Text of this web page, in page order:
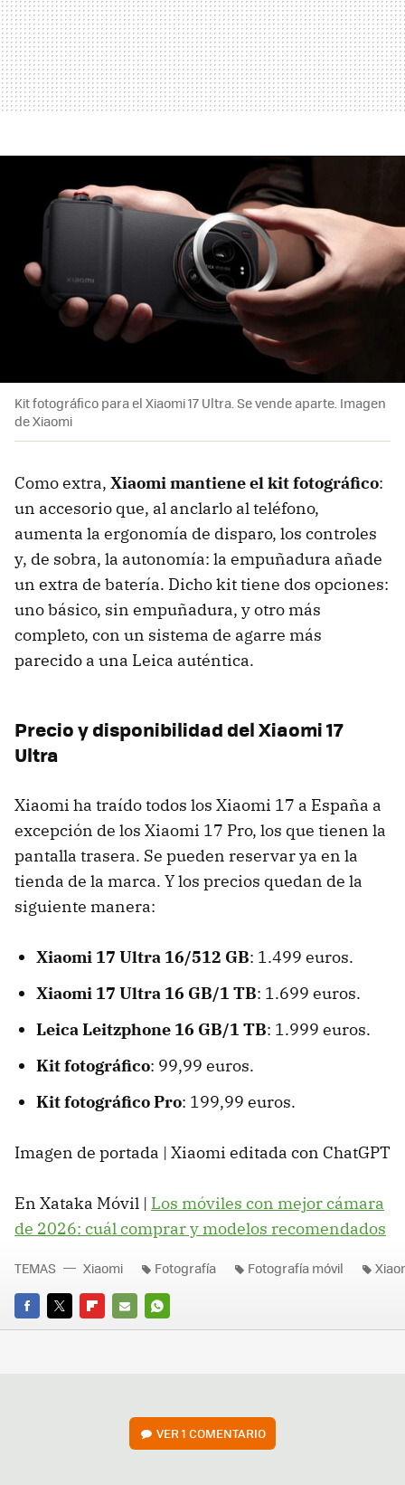
Kit fotográfico para el Xiaomi 17 Ultra. Se vende aparte. Imagen
de Xiaomi
Como extra, Xiaomi mantiene el kit fotográfico:
un accesorio que, al anclarlo al teléfono,
aumenta la ergonomía de disparo, los controles
y, de sobra, la autonomía: la empuñadura añade
un extra de batería. Dicho kit tiene dos opciones:
uno básico, sin empuñadura, y otro más
completo, con un sistema de agarre más
parecido a una Leica auténtica.
Precio y disponibilidad del Xiaomi 17
Ultra
Xiaomi ha traído todos los Xiaomi 17 a España a
excepción de los Xiaomi 17 Pro, los que tienen la
pantalla trasera. Se pueden reservar ya en la
tienda de la marca. Y los precios quedan de la
siguiente manera:
Xiaomi 17 Ultra 16/512 GB: 1.499 euros.
Xiaomi 17 Ultra 16 GB/1 TB: 1.699 euros.
Leica Leitzphone 16 GB/1 TB: 1.999 euros.
Kit fotográfico: 99,99 euros.
Kit fotográfico Pro: 199,99 euros.
Imagen de portada | Xiaomi editada con ChatGPT
En Xataka Móvil | Los móviles con mejor cámara
de 2026: cuál comprar y modelos recomendados
FACEBOOK
TWITTERFLIPBOARD
E-
WHATSAPP
TEMAS Xiaomi Fotografía Fotografía móvil
VER1 COMENTARIO